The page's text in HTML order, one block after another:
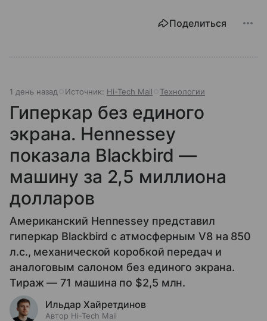
Поделиться
1 день назад Источник: Hi-Tech Mail Технологии
Гиперкар без единого
экрана. Hennessey
показала Blackbird —
машину за 2,5 миллиона
долларов
Американский Hennessey представил
гиперкар Blackbird с атмосферным V8 на 850
л.с., механической коробкой передач и
аналоговым салоном без единого экрана.
Тираж — 71 машина по $2,5 млн.
Ильдар Хайретдинов
Автор Hi-Tech Mail